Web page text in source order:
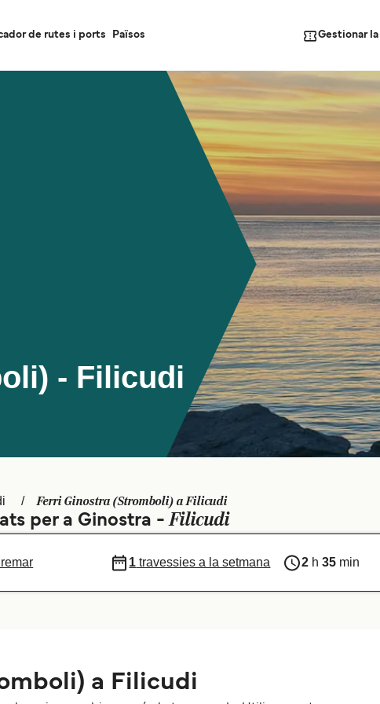
de rutes i ports Països Gestionar
- Filicudi
Ferri Ginostra (Stromboli) a Filicudi
per a Ginostra -Filicudi
1 travessies a la setmana 2 h35 min
a Filicudi